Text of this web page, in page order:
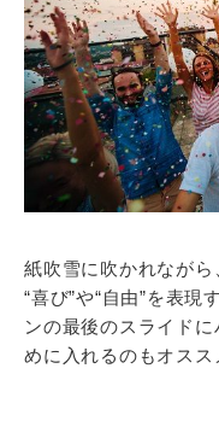
紙吹雪に吹かれながら
“喜び”や“自由”を表
ンの最後のスライド
めに入れるのもオスス